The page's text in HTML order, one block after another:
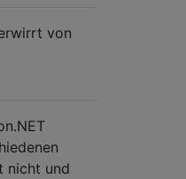
von
nicht und